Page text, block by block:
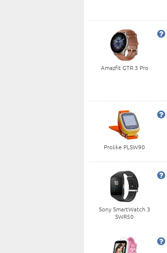
Amazfit GTR 3 Pro
Prolike PLSW90
Sony SmartWatch 3
SWR50